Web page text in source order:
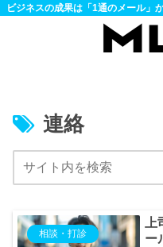
ビジネスの成果は「1通のメール」
連絡
相談・打診
ー